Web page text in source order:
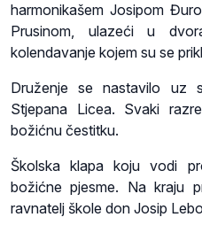
harmonikašem Josipom
Prusinom, ulazeći u
kolendavanje kojem su se
Druženje se nastavilo uz
Stjepana Licea. Svaki
božićnu čestitku.
Školska klapa koju vodi
božićne pjesme. Na kraju
ravnatelj škole don Josip